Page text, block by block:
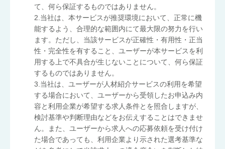
て、何ら保証するものではありません。
2.当社は、本サービスが推奨環境において、正常に機
能するよう、合理的な範囲内にて最大限の努力を行い
ます。ただし、当該サービスが正確性・有用性・正当
性・完全性を有すること、ユーザーが本サービスを利
用する上で不具合が生じないことについて、何ら保証
するものではありません。
3.当社は、ユーザーが人材紹介サービスの利用を希望
する場合において、ユーザーから受領したお申込み内
容と利用企業が希望する求人条件とを照合しますが、
検討基準や判断理由などをお伝えすることはできませ
ん。また、ユーザーから求人への応募依頼を受け付け
た場合であっても、利用企業より示された選考基準な